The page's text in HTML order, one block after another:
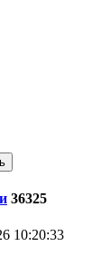
36325
10:20:33